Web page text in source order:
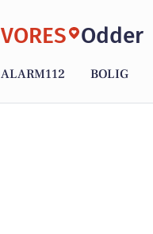
VORES Odder
ALARM112 BOLIG